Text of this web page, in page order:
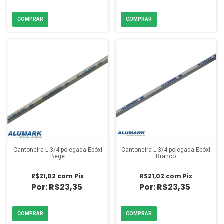
Cantoneira L 3/4 polegada Epóxi
Bege
R$23,35
R$21,02 com Pix
Cantoneira L 3/4 polegada Epóxi
Branco
R$23,35
R$21,02 com Pix